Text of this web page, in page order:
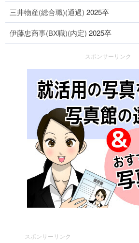
三井物産(総合職)(通過) 2025卒
伊藤忠商事(BX職)(内定) 2025卒
スポンサーリンク
スポンサーリンク